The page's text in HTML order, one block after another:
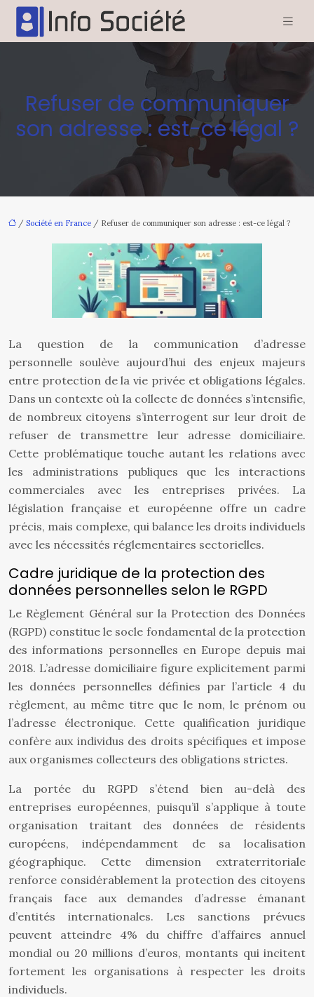
Refuser de communiquer
son adresse : est-ce légal ?
/ Société en France / Refuser de communiquer son adresse : est-ce légal ?
La question de la communication d’adresse
personnelle soulève aujourd’hui des enjeux majeurs
entre protection de la vie privée et obligations légales.
Dans un contexte où la collecte de données s’intensifie,
de nombreux citoyens s’interrogent sur leur droit de
refuser de transmettre leur adresse domiciliaire.
Cette problématique touche autant les relations avec
les administrations publiques que les interactions
commerciales avec les entreprises privées. La
législation française et européenne offre un cadre
précis, mais complexe, qui balance les droits individuels
avec les nécessités réglementaires sectorielles.
Cadre juridique de la protection des
données personnelles selon le RGPD
Le Règlement Général sur la Protection des Données
(RGPD) constitue le socle fondamental de la protection
des informations personnelles en Europe depuis mai
2018. L’adresse domiciliaire figure explicitement parmi
les données personnelles définies par l’article 4 du
règlement, au même titre que le nom, le prénom ou
l’adresse électronique. Cette qualification juridique
confère aux individus des droits spécifiques et impose
aux organismes collecteurs des obligations strictes.
La portée du RGPD s’étend bien au-delà des
entreprises européennes, puisqu’il s’applique à toute
organisation traitant des données de résidents
européens, indépendamment de sa localisation
géographique. Cette dimension extraterritoriale
renforce considérablement la protection des citoyens
français face aux demandes d’adresse émanant
d’entités internationales. Les sanctions prévues
peuvent atteindre 4% du chiffre d’affaires annuel
mondial ou 20 millions d’euros, montants qui incitent
fortement les organisations à respecter les droits
individuels.